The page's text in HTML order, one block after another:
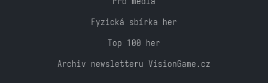
Fyzická sbírka her
Top 100 her
Archiv newsletteru VisionGame.cz